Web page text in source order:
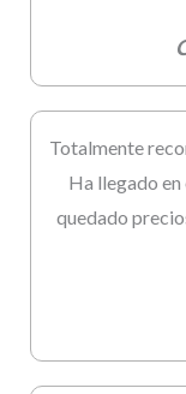
Totalmente
Ha llegado en
quedado